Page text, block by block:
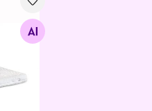
foami ja ringlukuga